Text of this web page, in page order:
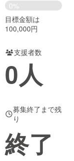
チャレンジ
Creation
コミュニティ
0%
目標金額は
100,000円
支援者数
0人
募集終了まで残
り
終了